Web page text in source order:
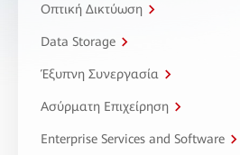
Οπτική Δικτύωση
Data Storage
Έξυπνη Συνεργασία
Ασύρματη Επιχείρηση
Enterprise Services and Software